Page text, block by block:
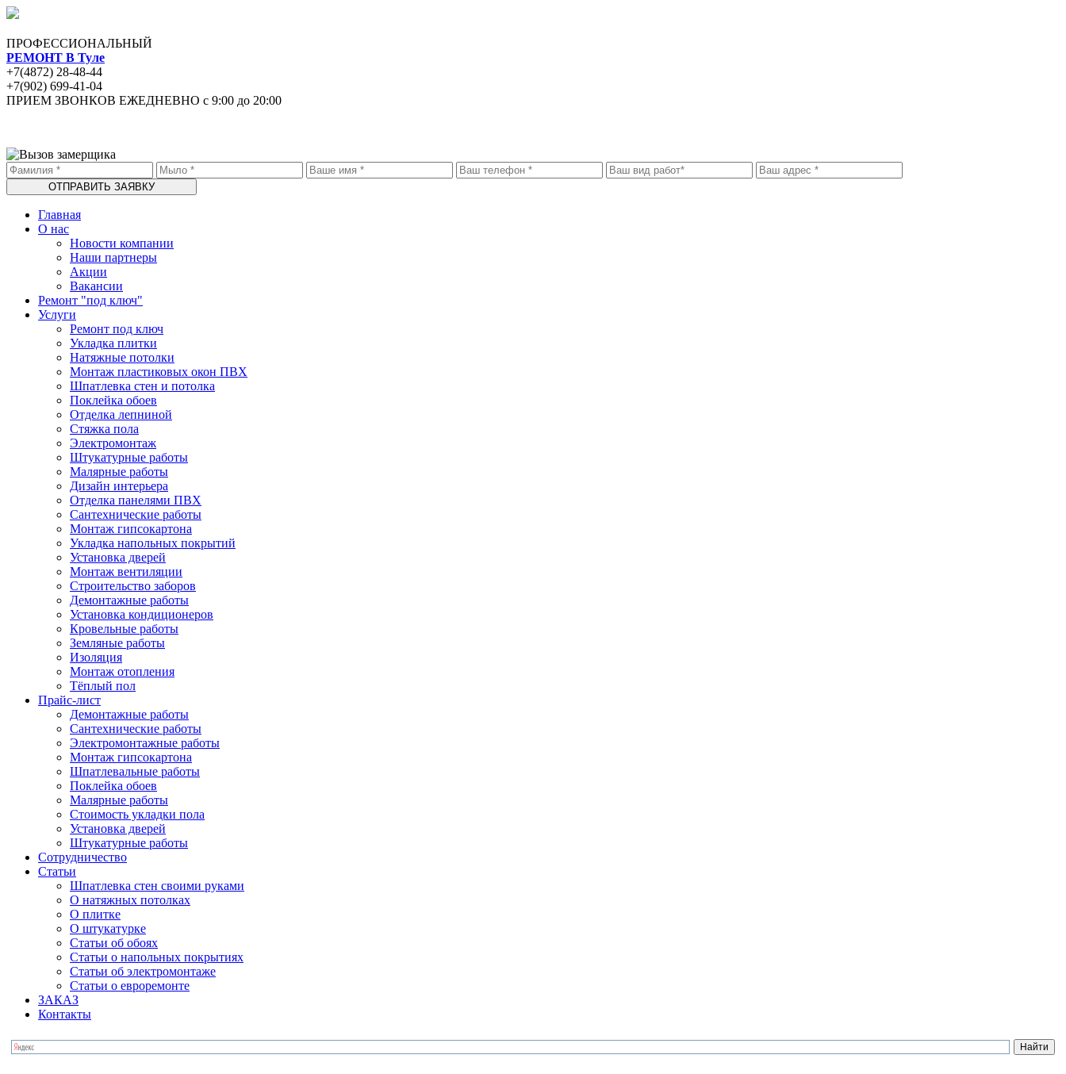
ПРОФЕССИОНАЛЬНЫЙ
РЕМОНТ В Туле
+7(4872) 28-48-44
+7(902) 699-41-04
ПРИЕМ ЗВОНКОВ ЕЖЕДНЕВНО с 9:00 до 20:00
Главная
О нас
Новости компании
Наши партнеры
Акции
Вакансии
Ремонт "под ключ"
Услуги
Ремонт под ключ
Укладка плитки
Натяжные потолки
Монтаж пластиковых окон ПВХ
Шпатлевка стен и потолка
Поклейка обоев
Отделка лепниной
Стяжка пола
Электромонтаж
Штукатурные работы
Малярные работы
Дизайн интерьера
Отделка панелями ПВХ
Сантехнические работы
Монтаж гипсокартона
Укладка напольных покрытий
Установка дверей
Монтаж вентиляции
Строительство заборов
Демонтажные работы
Установка кондиционеров
Кровельные работы
Земляные работы
Изоляция
Монтаж отопления
Тёплый пол
Прайс-лист
Демонтажные работы
Сантехнические работы
Электромонтажные работы
Монтаж гипсокартона
Шпатлевальные работы
Поклейка обоев
Малярные работы
Стоимость укладки пола
Установка дверей
Штукатурные работы
Сотрудничество
Статьи
Шпатлевка стен своими руками
О натяжных потолках
О плитке
О штукатурке
Статьи об обоях
Статьи о напольных покрытиях
Статьи об электромонтаже
Статьи о евроремонте
ЗАКАЗ
Контакты